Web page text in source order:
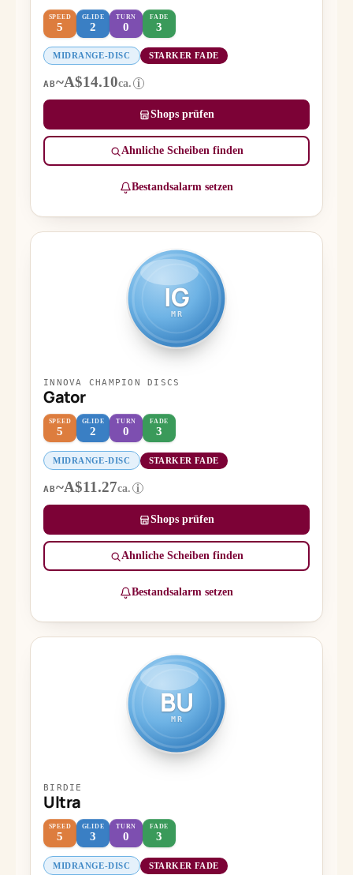
SPEED
5
GLIDE
2
TURN
0
FADE
3
MIDRANGE-DISC STARKER FADE
AB~A$14.10ca. i
Shops prüfen
Ähnliche Scheiben finden
Bestandsalarm setzen
IG
MR
INNOVA CHAMPION DISCS
Gator
SPEED
5
GLIDE
2
TURN
0
FADE
3
MIDRANGE-DISC STARKER FADE
AB~A$11.27ca. i
Shops prüfen
Ähnliche Scheiben finden
Bestandsalarm setzen
BU
MR
BIRDIE
Ultra
SPEED
5
GLIDE
3
TURN
0
FADE
3
MIDRANGE-DISC STARKER FADE